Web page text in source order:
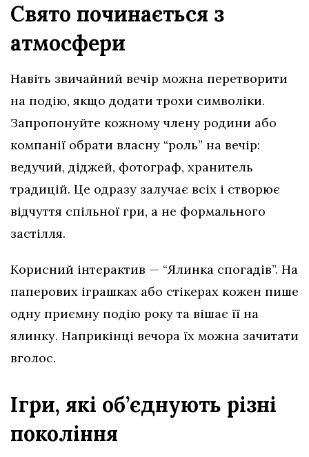
Свято починається з
атмосфери
Навіть звичайний вечір можна перетворити
на подію, якщо додати трохи символіки.
Запропонуйте кожному члену родини або
компанії обрати власну “роль” на вечір:
ведучий, діджей, фотограф, хранитель
традицій. Це одразу залучає всіх і створює
відчуття спільної гри, а не формального
застілля.
Корисний інтерактив — “Ялинка спогадів”. На
паперових іграшках або стікерах кожен пише
одну приємну подію року та вішає її на
ялинку. Наприкінці вечора їх можна зачитати
вголос.
Ігри, які об’єднують різні
покоління